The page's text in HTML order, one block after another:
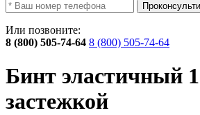
Или позвоните:
8 (800) 505-74-64 8 (800) 505-74-64
Бинт эластичный
застежкой